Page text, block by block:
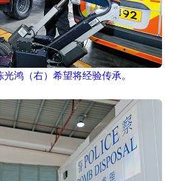
鸿（右）希望将经验传承。